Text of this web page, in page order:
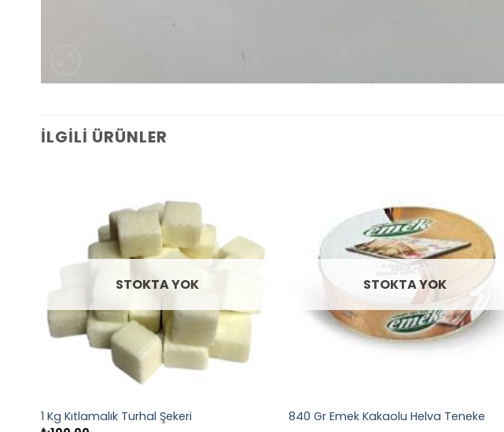
İLGILI ÜRÜNLER
STOKTA YOK
1 Kg Kıtlamalık Turhal Şekeri
wishlist
STOKTA YOK
840 Gr Emek Kakaolu Helva Teneke